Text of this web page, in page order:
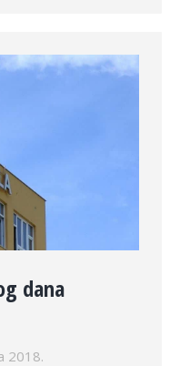
dana
2018.